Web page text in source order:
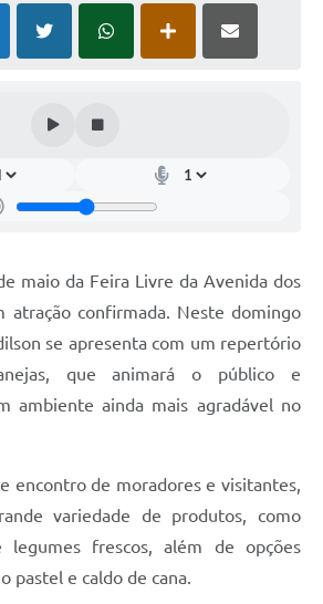
maio da Feira Livre da Avenida dos
atração confirmada. Neste domingo
se apresenta com um repertório
que animará o público e
ambiente ainda mais agradável no
encontro de moradores e visitantes,
variedade de produtos, como
legumes frescos, além de opções
pastel e caldo de cana.